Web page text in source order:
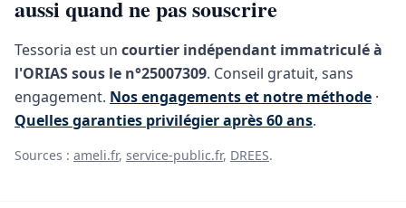
aussi quand ne pas souscrire
Tessoria est un courtier indépendant immatriculé à
l'ORIAS sous le n°25007309. Conseil gratuit, sans
engagement. Nos engagements et notre méthode ·
Quelles garanties privilégier après 60 ans.
Sources : ameli.fr, service-public.fr, DREES.